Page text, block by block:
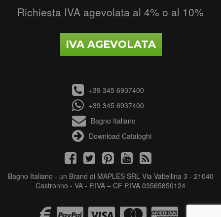
Richiesta IVA agevolata al 4% o al 10%
IVA AGEVOLATA
+39 345 6937400
+39 345 6937400
Bagno Italiano
Download Cataloghi
Bagno Italiano - un Brand di MAPLES SRL Via Valtellina 3 - 21040
Castronno - VA - P.IVA – CF P.IVA 03565850124